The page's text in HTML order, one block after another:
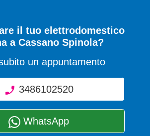
il tuo elettrodomestico
a Cassano Spinola?
un appuntamento
3486102520
WhatsApp